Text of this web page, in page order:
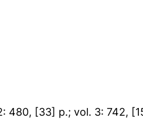
480, [33] p.; vol. 3: 742,